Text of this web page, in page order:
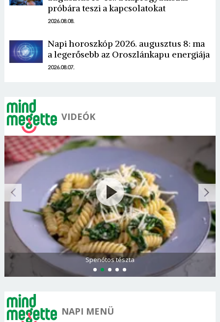
próbára teszi a kapcsolatokat
2026.08.08.
Napi horoszkóp 2026. augusztus 8: ma
a legerősebb az Oroszlánkapu energiája
2026.08.07.
VIDEÓK
Spenótos tészta
NAPI MENÜ
Borsonline bejelentkezés